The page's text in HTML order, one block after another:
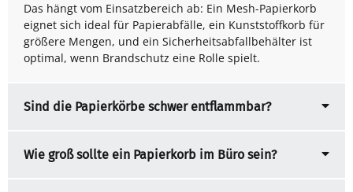
Das hängt vom Einsatzbereich ab: Ein Mesh-Papierkorb
eignet sich ideal für Papierabfälle, ein Kunststoffkorb für
größere Mengen, und ein Sicherheitsabfallbehälter ist
optimal, wenn Brandschutz eine Rolle spielt.
Sind die Papierkörbe schwer entflammbar?
Wie groß sollte ein Papierkorb im Büro sein?